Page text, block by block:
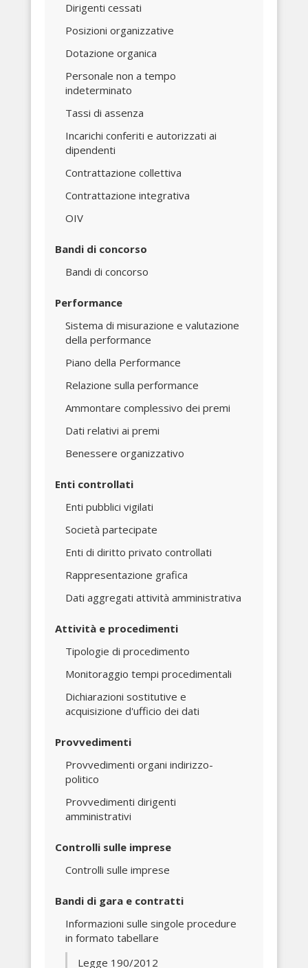
Dirigenti cessati
Posizioni organizzative
Dotazione organica
Personale non a tempo
indeterminato
Tassi di assenza
Incarichi conferiti e autorizzati ai
dipendenti
Contrattazione collettiva
Contrattazione integrativa
OIV
Bandi di concorso
Bandi di concorso
Performance
Sistema di misurazione e valutazione
della performance
Piano della Performance
Relazione sulla performance
Ammontare complessivo dei premi
Dati relativi ai premi
Benessere organizzativo
Enti controllati
Enti pubblici vigilati
Società partecipate
Enti di diritto privato controllati
Rappresentazione grafica
Dati aggregati attività amministrativa
Attività e procedimenti
Tipologie di procedimento
Monitoraggio tempi procedimentali
Dichiarazioni sostitutive e
acquisizione d'ufficio dei dati
Provvedimenti
Provvedimenti organi indirizzo-
politico
Provvedimenti dirigenti
amministrativi
Controlli sulle imprese
Controlli sulle imprese
Bandi di gara e contratti
Informazioni sulle singole procedure
in formato tabellare
Legge 190/2012